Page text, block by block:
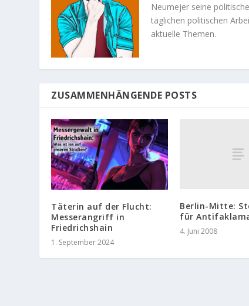
Neumejer seine
täglichen politischen
aktuelle Themen.
ZUSAMMENHÄNGENDE POSTS
Täterin auf der Flucht:
Messerangriff in
Friedrichshain
1. September 2024
Berlin-Mitte:
für
4. Juni 2008